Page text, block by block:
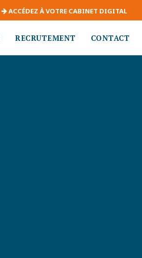
ACCÉDEZ À VOTRE CABINET DIGITAL
RECRUTEMENT CONTACT